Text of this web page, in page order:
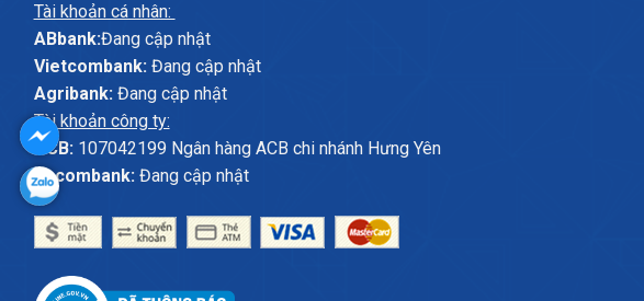
Tài khoản cá nhân:
ABbank:Đang cập nhật
Vietcombank:Đang cập nhật
Agribank:Đang cập nhật
Tài khoản công ty:
ACB:107042199 Ngân hàng ACB chi nhánh Hưng Yên
Sacombank:Đang cập nhật